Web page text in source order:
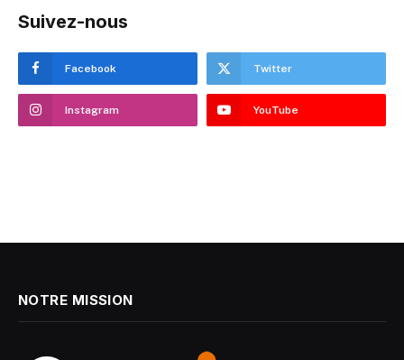
Suivez-nous
Facebook Twitter
Instagram YouTube
NOTRE MISSION